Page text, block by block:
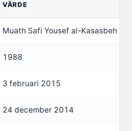
VÄRDE
Muath Safi Yousef al-Kasasbeh
1988
3 februari 2015
24 december 2014